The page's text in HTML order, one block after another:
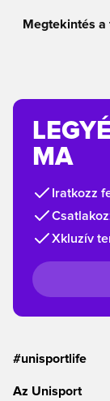
Megtekintés
MA
Iratkozz
Xkluzív
#unisportlife
Az Unisport